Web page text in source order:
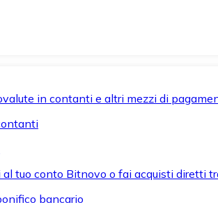
in contanti e altri mezzi di
tuo conto Bitnovo o fai acquisti diretti
bancario